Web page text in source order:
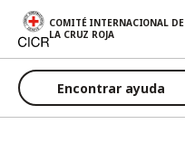
Pasar al contenido principal
COMITÉ INTERNACIONAL DE
LA CRUZ ROJA
Encontrar ayuda